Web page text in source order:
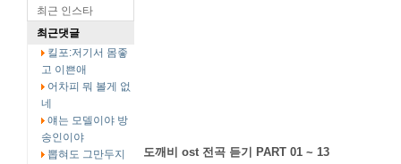
최근 인스타
최근댓글
킬포:저기서 몸좋
고 이쁜애
어차피 뭐 볼게 없
네
얘는 모델이야 방
송인이야
뽑혀도 그만두지
도깨비 ost 전곡 듣기 PART 01 ~ 13